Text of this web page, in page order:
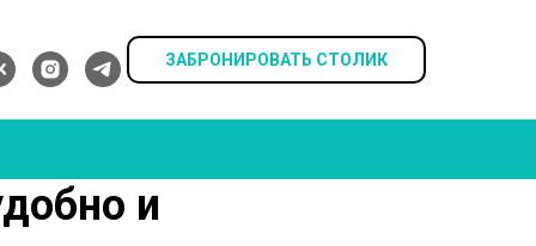
ЗАБРОНИРОВАТЬ СТОЛИК
и